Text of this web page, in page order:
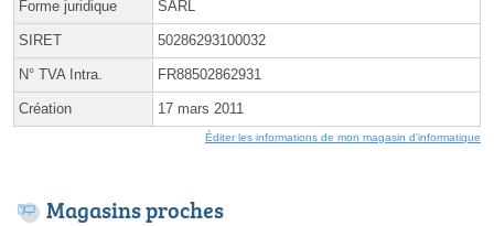
Forme juridique SARL
SIRET 50286293100032
N° TVA Intra. FR88502862931
Création 17 mars 2011
Éditer les informations de mon magasin d'informatique
Magasins proches